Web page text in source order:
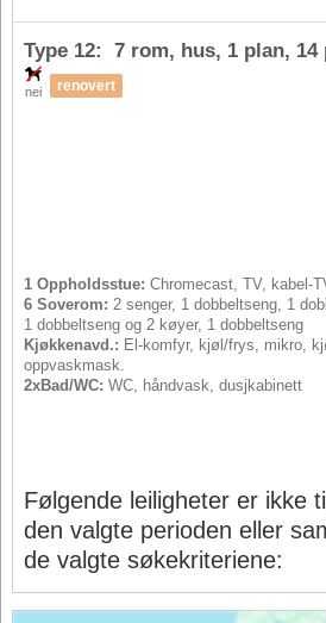
nei
Type 12: 7 rom, hus, 1 plan, 14
renovert
1 Oppholdsstue: Chromecast, TV, kabel-
6 Soverom: 2 senger, 1 dobbeltseng, 1
1 dobbeltseng og 2 køyer, 1 dobbeltseng
Kjøkkenavd.: El-komfyr, kjøl/frys, mikro,
oppvaskmask.
2xBad/WC: WC, håndvask, dusjkabinett
Følgende leiligheter er ikke
den valgte perioden eller
de valgte søkekriteriene: